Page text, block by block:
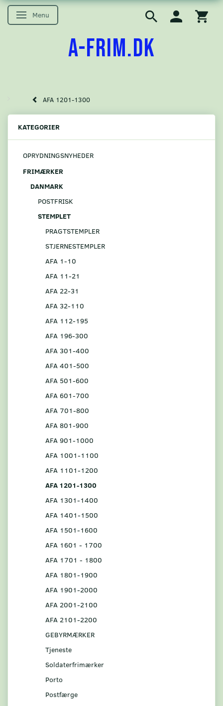
Skifte navigation
Menu
A-FRIM.DK
AFA 1201-1300
KATEGORIER
OPRYDNINGSNYHEDER
FRIMÆRKER
DANMARK
POSTFRISK
STEMPLET
PRAGTSTEMPLER
STJERNESTEMPLER
AFA 1-10
AFA 11-21
AFA 22-31
AFA 32-110
AFA 112-195
AFA 196-300
AFA 301-400
AFA 401-500
AFA 501-600
AFA 601-700
AFA 701-800
AFA 801-900
AFA 901-1000
AFA 1001-1100
AFA 1101-1200
AFA 1201-1300
AFA 1301-1400
AFA 1401-1500
AFA 1501-1600
AFA 1601 - 1700
AFA 1701 - 1800
AFA 1801-1900
AFA 1901-2000
AFA 2001-2100
AFA 2101-2200
GEBYRMÆRKER
Tjeneste
Soldaterfrimærker
Porto
Postfærge